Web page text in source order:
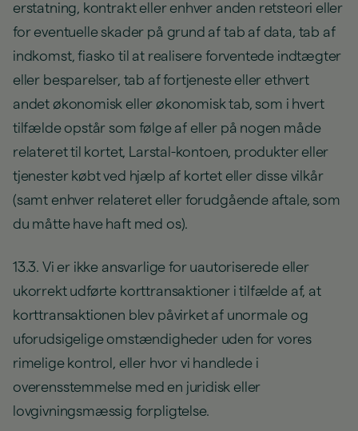
erstatning, kontrakt eller enhver anden retsteori eller
for eventuelle skader på grund af tab af data, tab af
indkomst, fiasko til at realisere forventede indtægter
eller besparelser, tab af fortjeneste eller ethvert
andet økonomisk eller økonomisk tab, som i hvert
tilfælde opstår som følge af eller på nogen måde
relateret til kortet, Larstal-kontoen, produkter eller
tjenester købt ved hjælp af kortet eller disse vilkår
(samt enhver relateret eller forudgående aftale, som
du måtte have haft med os).
13.3. Vi er ikke ansvarlige for uautoriserede eller
ukorrekt udførte korttransaktioner i tilfælde af, at
korttransaktionen blev påvirket af unormale og
uforudsigelige omstændigheder uden for vores
rimelige kontrol, eller hvor vi handlede i
overensstemmelse med en juridisk eller
lovgivningsmæssig forpligtelse.